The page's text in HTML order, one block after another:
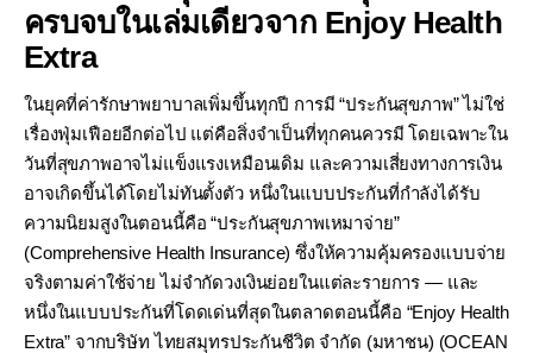
ครบจบในเล่มเดียวจาก Enjoy Health
Extra
ในยุคที่ค่ารักษาพยาบาลเพิ่มขึ้นทุกปี การมี “ประกันสุขภาพ” ไม่ใช่
เรื่องฟุ่มเฟือยอีกต่อไป แต่คือสิ่งจำเป็นที่ทุกคนควรมี โดยเฉพาะใน
วันที่สุขภาพอาจไม่แข็งแรงเหมือนเดิม และความเสี่ยงทางการเงิน
อาจเกิดขึ้นได้โดยไม่ทันตั้งตัว หนึ่งในแบบประกันที่กำลังได้รับ
ความนิยมสูงในตอนนี้คือ “ประกันสุขภาพเหมาจ่าย”
(Comprehensive Health Insurance) ซึ่งให้ความคุ้มครองแบบจ่าย
จริงตามค่าใช้จ่าย ไม่จำกัดวงเงินย่อยในแต่ละรายการ — และ
หนึ่งในแบบประกันที่โดดเด่นที่สุดในตลาดตอนนี้คือ “Enjoy Health
Extra” จากบริษัท ไทยสมุทรประกันชีวิต จำกัด (มหาชน) (OCEAN